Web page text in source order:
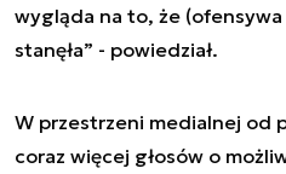
wygląda na to, że
stanęła” - powiedział.
W przestrzeni medialnej od
coraz więcej głosów o